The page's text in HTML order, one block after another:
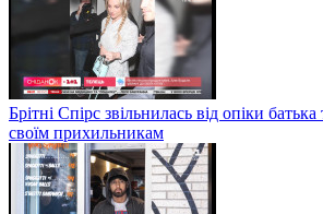
Брітні Спірс звільнилась від опіки
своїм прихильникам